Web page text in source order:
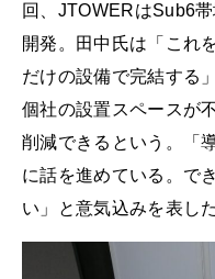
回、JTOWERはSub6
開発。田中氏は「これ
だけの設備で完結する
個社の設置スペースが
削減できるという。「
に話を進めている。で
い」と意気込みを表した